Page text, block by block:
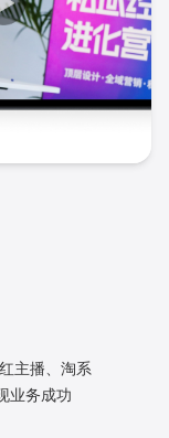
主播、淘系
业务成功